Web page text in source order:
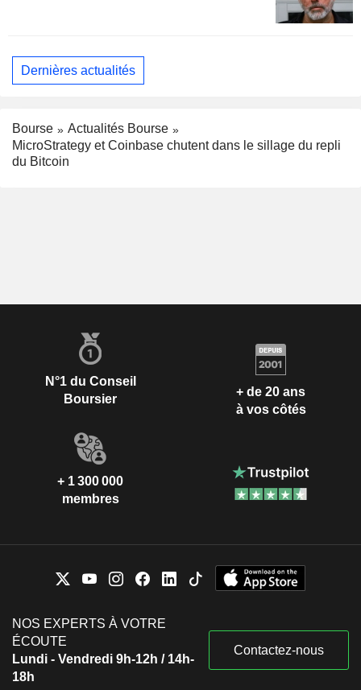
Dernières actualités
Bourse
Actualités Bourse
MicroStrategy et Coinbase chutent dans le sillage du repli
du Bitcoin
N°1 du Conseil
Boursier
+ de 20 ans
à vos côtés
+ 1 300 000
membres
NOS EXPERTS À VOTRE
ÉCOUTE
Lundi - Vendredi 9h-12h / 14h-
18h
Contactez-nous